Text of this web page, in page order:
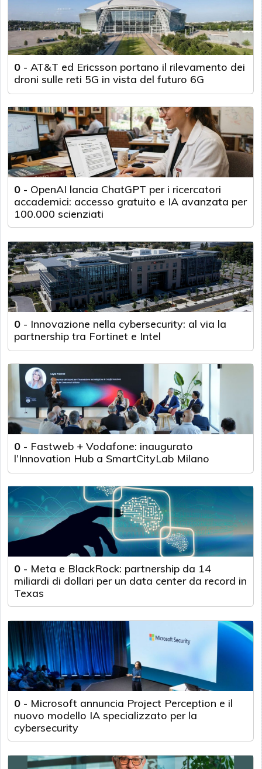
0 - AT&T ed Ericsson portano il rilevamento dei
droni sulle reti 5G in vista del futuro 6G
0 - OpenAI lancia ChatGPT per i ricercatori
accademici: accesso gratuito e IA avanzata per
100.000 scienziati
0 - Innovazione nella cybersecurity: al via la
partnership tra Fortinet e Intel
0 - Fastweb + Vodafone: inaugurato
l’Innovation Hub a SmartCityLab Milano
0 - Meta e BlackRock: partnership da 14
miliardi di dollari per un data center da record in
Texas
0 - Microsoft annuncia Project Perception e il
nuovo modello IA specializzato per la
cybersecurity